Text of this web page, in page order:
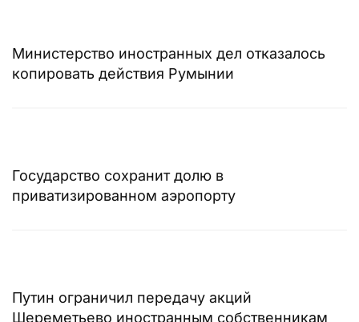
Министерство иностранных дел отказалось
копировать действия Румынии
Государство сохранит долю в
приватизированном аэропорту
Путин ограничил передачу акций
Шереметьево иностранным собственникам